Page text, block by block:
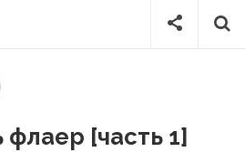
флаер [часть 1]